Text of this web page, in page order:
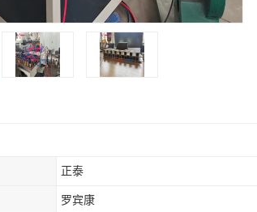
正泰
罗宾康